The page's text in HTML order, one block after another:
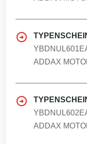
ADDAX
ADDAX